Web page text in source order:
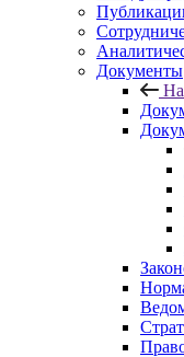
Документы